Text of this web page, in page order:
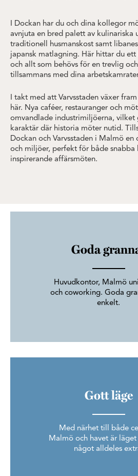
I Dockan har du och dina kollegor
avnjuta en bred palett av kulinariska
traditionell husmanskost samt
japansk matlagning. Här hittar du
och allt som behövs för en trevlig
tillsammans med dina
I takt med att Varvsstaden växer
här. Nya caféer, restauranger och
omvandlade industrimiljöerna, vilket
karaktär där historia möter nutid.
Dockan och Varvsstaden i Malmö en
och miljöer, perfekt för både snabba
inspirerande affärsmöten.
Goda
Huvudkontor, Malmö
och coworking. Goda
enkelt.
Gott läge
Med närhet till både
Malmö och havet är
något alldeles